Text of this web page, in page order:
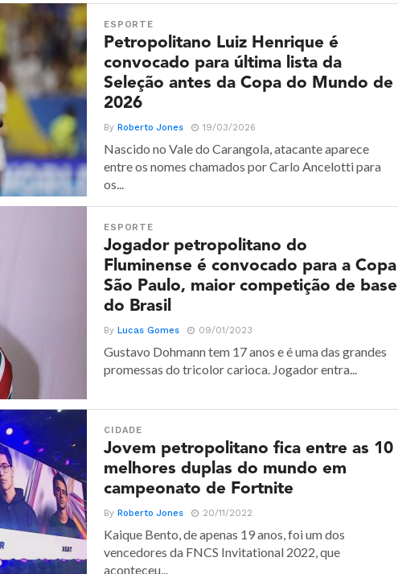
ESPORTE
Petropolitano Luiz Henrique é
convocado para última lista da
Seleção antes da Copa do Mundo de
2026
ByRoberto Jones 19/03/2026
Nascido no Vale do Carangola, atacante aparece
entre os nomes chamados por Carlo Ancelotti para
os...
ESPORTE
Jogador petropolitano do
Fluminense é convocado para a Copa
São Paulo, maior competição de base
do Brasil
ByLucas Gomes 09/01/2023
Gustavo Dohmann tem 17 anos e é uma das grandes
promessas do tricolor carioca. Jogador entra...
CIDADE
Jovem petropolitano fica entre as 10
melhores duplas do mundo em
campeonato de Fortnite
ByRoberto Jones 20/11/2022
Kaique Bento, de apenas 19 anos, foi um dos
vencedores da FNCS Invitational 2022, que
aconteceu...